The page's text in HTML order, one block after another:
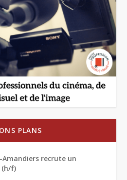
PLANS
recrute un
(h/f)